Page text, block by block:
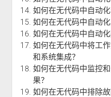
如何在无代码中自动化
如何在无代码中自动化
如何在无代码中自动
如何在无代码中将工
和系统集成？
如何在无代码中监控
果？
如何在无代码中排除